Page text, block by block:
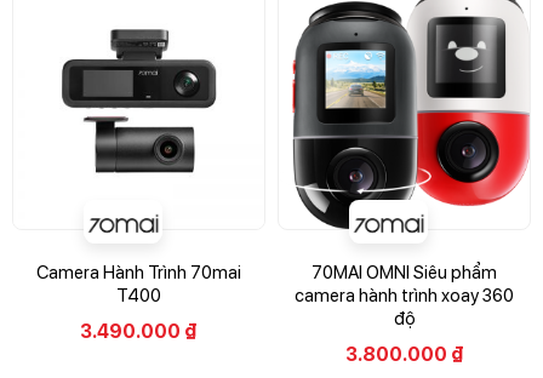
Camera Hành Trình 70mai
T400
3.490.000 ₫
70MAI OMNI Siêu phẩm
camera hành trình xoay 360
độ
3.800.000 ₫